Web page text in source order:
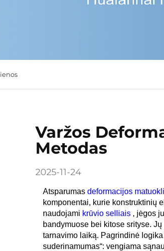
Varžos
Metodas
2025-11-24
Atsparumas deformacijos
komponentai, kurie konstruktinių
naudojami krūvio selliais , jėgos
bandymuose bei kitose srityse.
tarnavimo laiką. Pagrindinė
suderinamumas“: vengiama